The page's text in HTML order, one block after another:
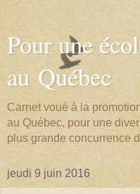
Pour une
au Québec
Carnet voué à la
au Québec, pour une
plus grande concurrence
jeudi 9 juin 2016